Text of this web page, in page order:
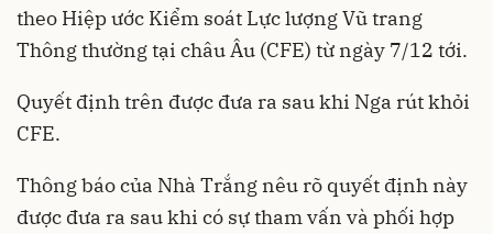
theo Hiệp ước Kiểm soát Lực lượng Vũ trang
Thông thường tại châu Âu (CFE) từ ngày 7/12 tới.
Quyết định trên được đưa ra sau khi Nga rút khỏi
CFE.
Thông báo của Nhà Trắng nêu rõ quyết định này
được đưa ra sau khi có sự tham vấn và phối hợp